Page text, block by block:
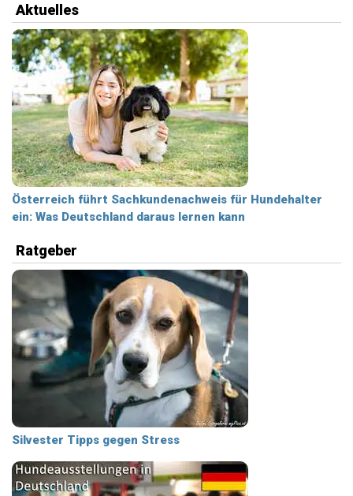
Aktuelles
Österreich führt Sachkundenachweis für Hundehalter
ein: Was Deutschland daraus lernen kann
Ratgeber
Silvester Tipps gegen Stress